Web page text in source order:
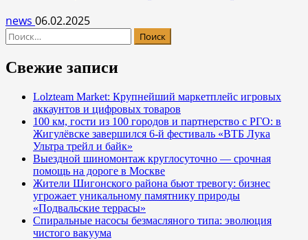
news 06.02.2025
Найти:
Свежие записи
Lolzteam Market: Крупнейший маркетплейс игровых
аккаунтов и цифровых товаров
100 км, гости из 100 городов и партнерство с РГО: в
Жигулёвске завершился 6-й фестиваль «ВТБ Лука
Ультра трейл и байк»
Выездной шиномонтаж круглосуточно — срочная
помощь на дороге в Москве
Жители Шигонского района бьют тревогу: бизнес
угрожает уникальному памятнику природы
«Подвальские террасы»
Спиральные насосы безмасляного типа: эволюция
чистого вакуума